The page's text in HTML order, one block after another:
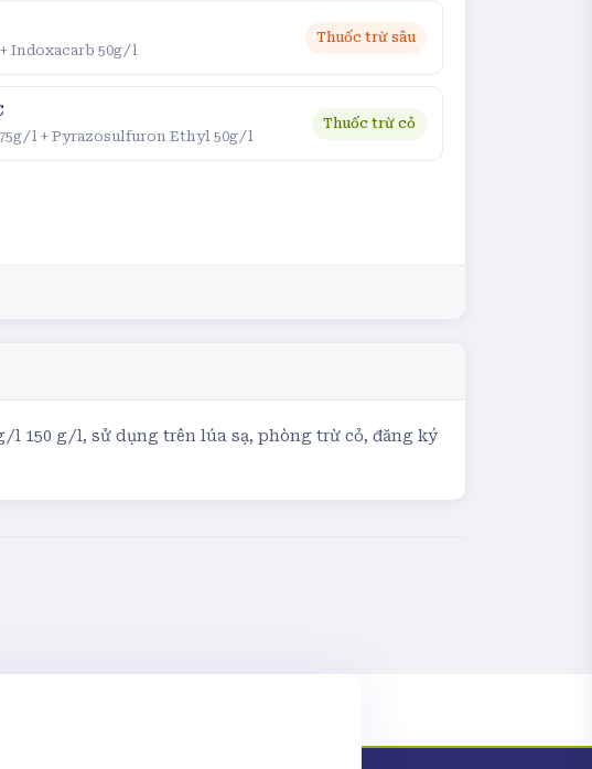
Indoxacarb 50g/l
Thuốc trừ sâu
l + Pyrazosulfuron Ethyl 50g/l
Thuốc trừ cỏ
l 150 g/l, sử dụng trên lúa sạ, phòng trừ cỏ, đăng ký